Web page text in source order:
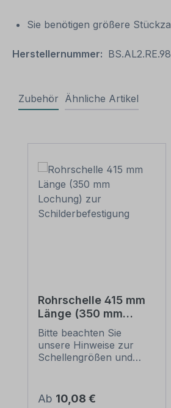
Sie benötigen größere
Herstellernummer:
Zubehör Ähnliche Artikel
Rohrschelle 415 mm
Länge (350 mm
Lochung) zur
Schilderbefestigung
Bitte beachten Sie
unsere Hinweise zur
Schellengrößen und
(weiter unten).
Regulärer Preis:
Ab 10,08 €